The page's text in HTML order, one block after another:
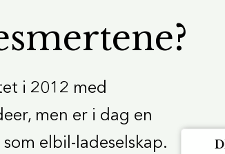
i 2012 med
men er i dag en
elbil-ladeselskap.